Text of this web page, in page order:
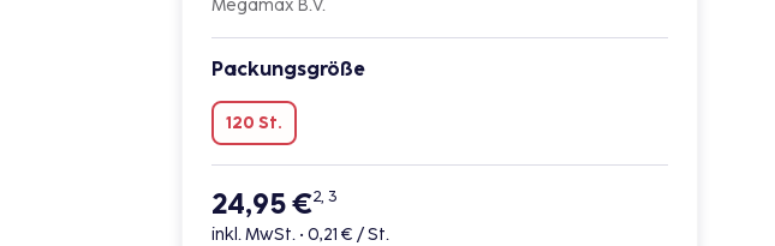
Megamax B.V.
Packungsgröße
120 St.
24,95 €2, 3
inkl. MwSt. • 0,21 € / St.